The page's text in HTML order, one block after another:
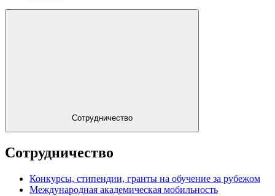
Сотрудничество
Сотрудничество
Конкурсы, стипендии, гранты на обучение за рубежом
Международная академическая мобильность